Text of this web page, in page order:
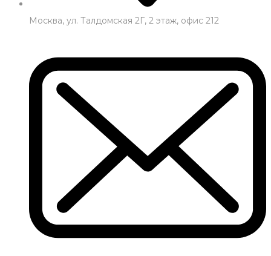
Москва, ул. Талдомская 2Г, 2 этаж, офис 212